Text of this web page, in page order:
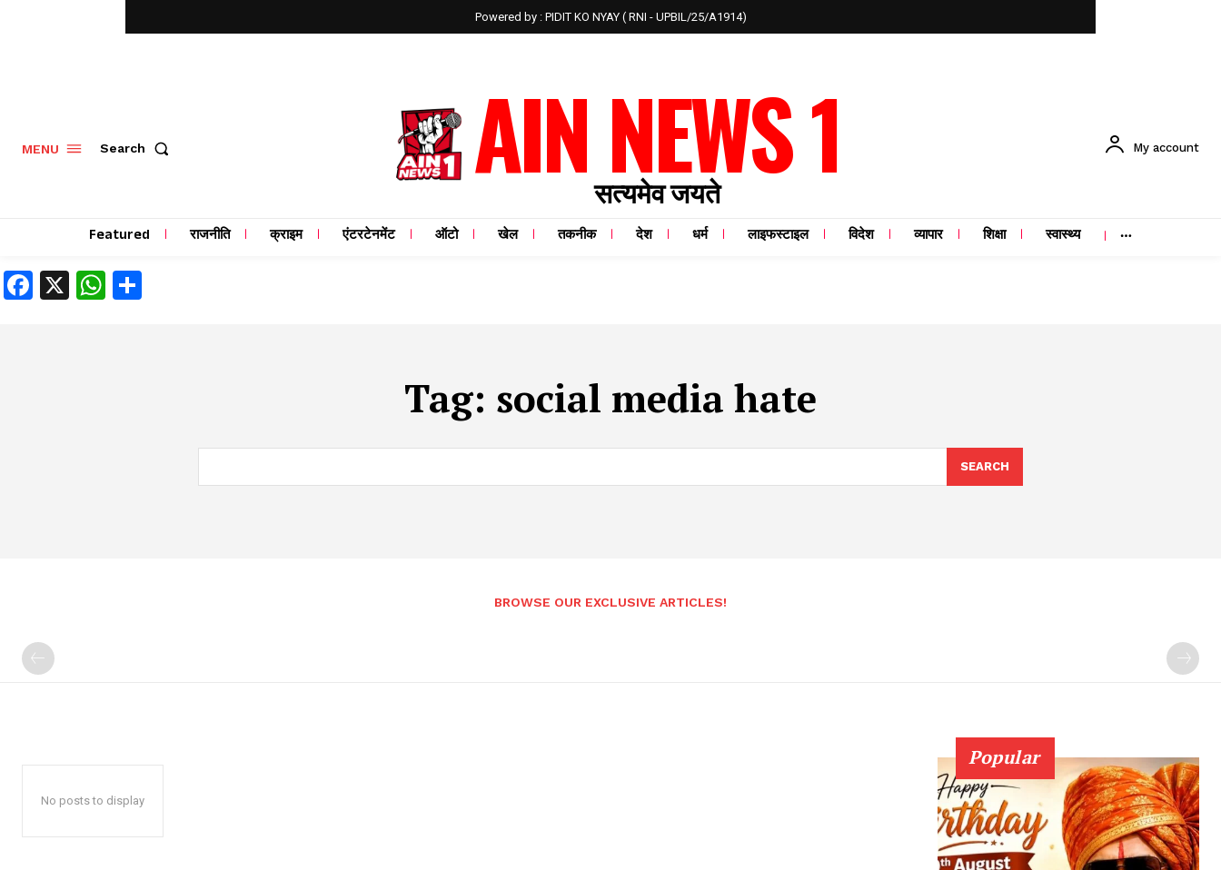
Powered by : PIDIT KO NYAY ( RNI - UPBIL/25/A1914)
MENU Search AIN NEWS 1
सत्यमेव जयते
My account
Featured राजनीति क्राइम एंटरटेनमेंट ऑटो खेल तकनीक देश धर्म लाइफस्टाइल विदेश व्यापार शिक्षा स्वास्थ्य
Facebook
X WhatsApp
Tag: social media hate
SEARCH
BROWSE OUR EXCLUSIVE ARTICLES!
No posts to display
Popular